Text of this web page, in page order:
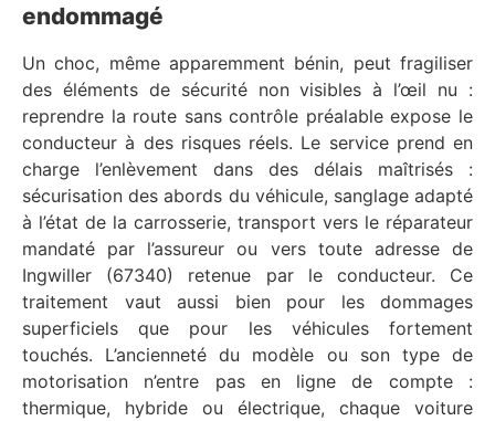
endommagé
Un choc, même apparemment bénin, peut fragiliser
des éléments de sécurité non visibles à l’œil nu :
reprendre la route sans contrôle préalable expose le
conducteur à des risques réels. Le service prend en
charge l’enlèvement dans des délais maîtrisés :
sécurisation des abords du véhicule, sanglage adapté
à l’état de la carrosserie, transport vers le réparateur
mandaté par l’assureur ou vers toute adresse de
Ingwiller (67340) retenue par le conducteur. Ce
traitement vaut aussi bien pour les dommages
superficiels que pour les véhicules fortement
touchés. L’ancienneté du modèle ou son type de
motorisation n’entre pas en ligne de compte :
thermique, hybride ou électrique, chaque voiture